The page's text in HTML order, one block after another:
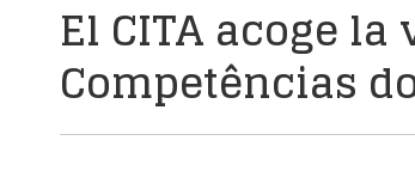
El CITA acoge
Competências